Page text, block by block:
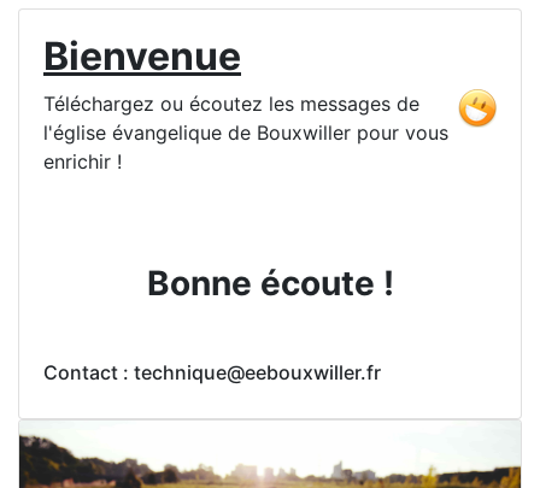
Bienvenue
Téléchargez ou écoutez les messages de
l'église évangelique de Bouxwiller pour vous
enrichir !
Bonne écoute !
Contact : technique@eebouxwiller.fr